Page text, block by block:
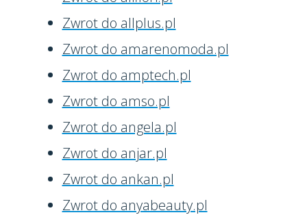
Zwrot do allplus.pl
Zwrot do amarenomoda.pl
Zwrot do amptech.pl
Zwrot do amso.pl
Zwrot do angela.pl
Zwrot do anjar.pl
Zwrot do ankan.pl
Zwrot do anyabeauty.pl